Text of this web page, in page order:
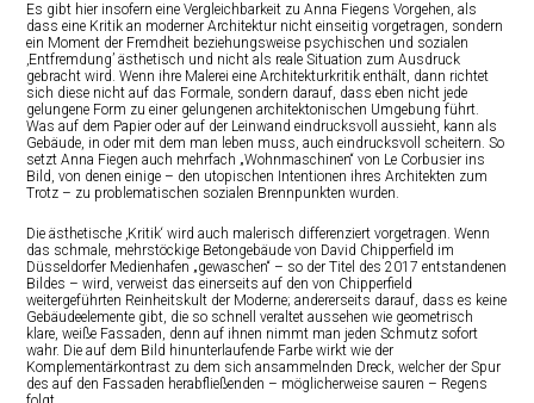
Es gibt hier insofern eine Vergleichbarkeit zu Anna Fiegens Vorgehen, als
dass eine Kritik an moderner Architektur nicht einseitig vorgetragen, sondern
ein Moment der Fremdheit beziehungsweise psychischen und sozialen
‚Entfremdung’ ästhetisch und nicht als reale Situation zum Ausdruck
gebracht wird. Wenn ihre Malerei eine Architekturkritik enthält, dann richtet
sich diese nicht auf das Formale, sondern darauf, dass eben nicht jede
gelungene Form zu einer gelungenen architektonischen Umgebung führt.
Was auf dem Papier oder auf der Leinwand eindrucksvoll aussieht, kann als
Gebäude, in oder mit dem man leben muss, auch eindrucksvoll scheitern. So
setzt Anna Fiegen auch mehrfach „Wohnmaschinen“ von Le Corbusier ins
Bild, von denen einige – den utopischen Intentionen ihres Architekten zum
Trotz – zu problematischen sozialen Brennpunkten wurden.
Die ästhetische ‚Kritik‘ wird auch malerisch differenziert vorgetragen. Wenn
das schmale, mehrstöckige Betongebäude von David Chipperfield im
Düsseldorfer Medienhafen „gewaschen“ – so der Titel des 2017 entstandenen
Bildes – wird, verweist das einerseits auf den von Chipperfield
weitergeführten Reinheitskult der Moderne; andererseits darauf, dass es keine
Gebäudeelemente gibt, die so schnell veraltet aussehen wie geometrisch
klare, weiße Fassaden, denn auf ihnen nimmt man jeden Schmutz sofort
wahr. Die auf dem Bild hinunterlaufende Farbe wirkt wie der
Komplementärkontrast zu dem sich ansammelnden Dreck, welcher der Spur
des auf den Fassaden herabfließenden – möglicherweise sauren – Regens